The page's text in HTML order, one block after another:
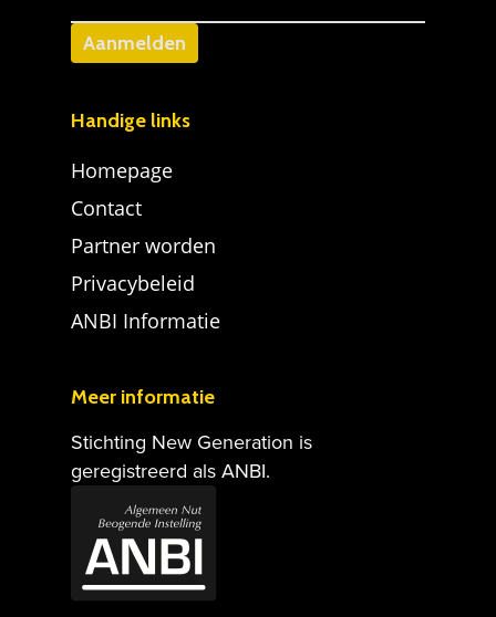
Handige links
Homepage
Contact
Partner worden
Privacybeleid
ANBI Informatie
Meer informatie
Stichting New Generation is
geregistreerd als ANBI.